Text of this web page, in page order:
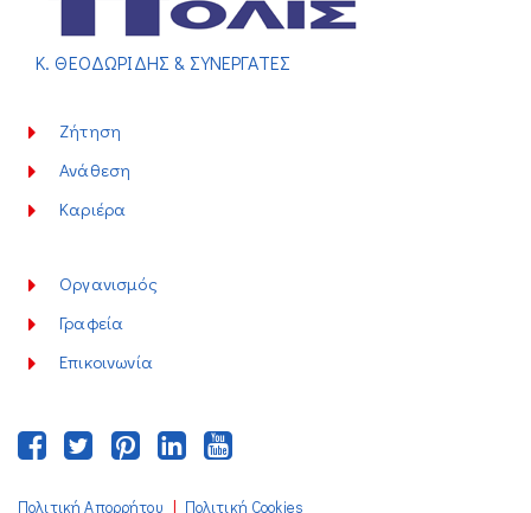
Κ. ΘΕΟΔΩΡΙΔΗΣ & ΣΥΝΕΡΓΑΤΕΣ
Ζήτηση
Ανάθεση
Καριέρα
Οργανισμός
Γραφεία
Επικοινωνία
Πολιτική Απορρήτου | Πολιτική Cookies